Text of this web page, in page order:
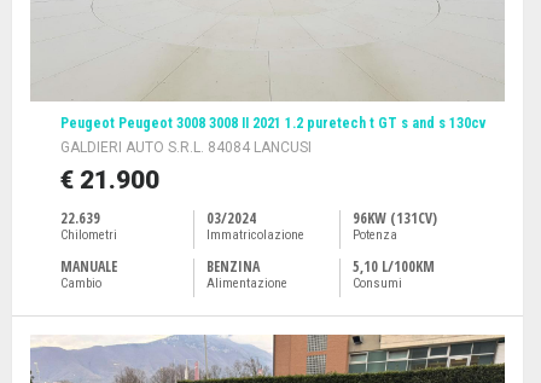
Peugeot Peugeot 3008 3008 II 2021 1.2 puretech t GT s and s 130cv
GALDIERI AUTO S.R.L. 84084 LANCUSI
€ 21.900
22.639
Chilometri
03/2024
Immatricolazione
96KW (131CV)
Potenza
MANUALE
Cambio
BENZINA
Alimentazione
5,10 L/100KM
Consumi